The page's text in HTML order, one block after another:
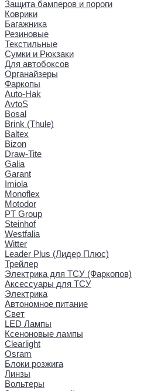
Защита бамперов и пороги
Коврики
Багажника
Резиновые
Текстильные
Сумки и Рюкзаки
Для автобоксов
Органайзеры
Фаркопы
Auto-Hak
AvtoS
Bosal
Brink (Thule)
Baltex
Bizon
Draw-Tite
Galia
Garant
Imiola
Monoflex
Motodor
PT Group
Steinhof
Westfalia
Witter
Leader Plus (Лидер Плюс)
Трейлер
Электрика для ТСУ (Фаркопов)
Аксессуары для ТСУ
Электрика
Автономное питание
Свет
LED Лампы
Ксеноновые лампы
Clearlight
Osram
Блоки розжига
Линзы
Вольтеры